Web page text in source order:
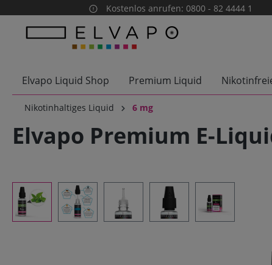
Zur Hauptnavigation springen
Kostenlos anrufen: 0800 - 82 4444 1
Elvapo Liquid Shop Premium Liquid
Nikotinhaltiges Liquid 6 mg
Elvapo Premium E-
Bildergalerie überspringen